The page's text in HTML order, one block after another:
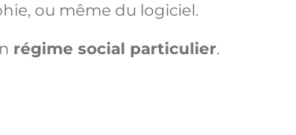
ou même du logiciel.
régime social particulier.